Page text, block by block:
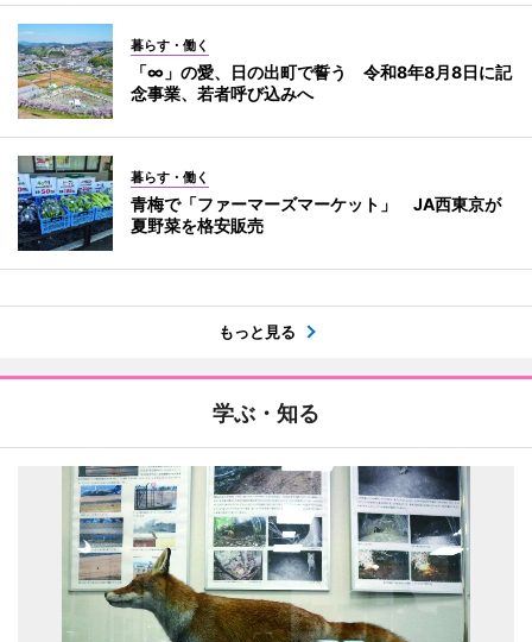
暮らす・働く
「∞」の愛、日の出町で誓う 令和8年8月8日に記
念事業、若者呼び込みへ
暮らす・働く
青梅で「ファーマーズマーケット」 JA西東京が
夏野菜を格安販売
もっと見る
学ぶ・知る